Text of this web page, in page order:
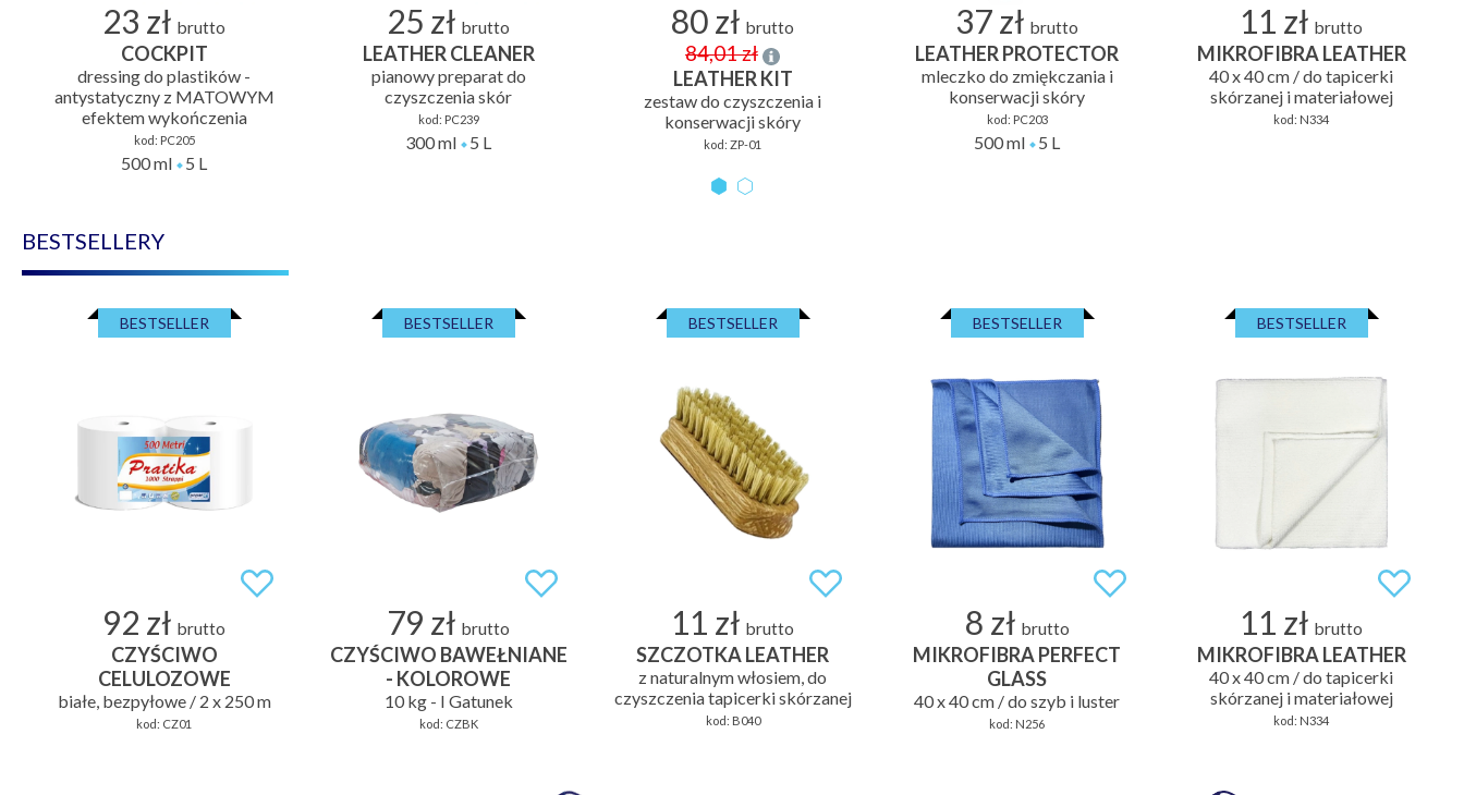
23 zł brutto
COCKPIT
dressing do plastików -
antystatyczny z MATOWYM
efektem wykończenia
kod: PC205
500 ml 5 L
25 zł brutto
LEATHER CLEANER
pianowy preparat do
czyszczenia skór
kod: PC239
300 ml 5 L
80 zł brutto
84,01 zł
LEATHER KIT
zestaw do czyszczenia i
konserwacji skóry
kod: ZP-01
37 zł brutto
LEATHER PROTECTOR
mleczko do zmiękczania i
konserwacji skóry
kod: PC203
500 ml 5 L
11 zł brutto
MIKROFIBRA LEATHER
40 x 40 cm / do tapicerki
skórzanej i materiałowej
kod: N334
BESTSELLERY
BESTSELLER
92 zł brutto
CZYŚCIWO
CELULOZOWE
białe, bezpyłowe / 2 x 250 m
kod: CZ01
BESTSELLER
79 zł brutto
CZYŚCIWO BAWEŁNIANE
- KOLOROWE
10 kg - I Gatunek
kod: CZBK
BESTSELLER
11 zł brutto
SZCZOTKA LEATHER
z naturalnym włosiem, do
czyszczenia tapicerki skórzanej
kod: B040
BESTSELLER
8 zł brutto
MIKROFIBRA PERFECT
GLASS
40 x 40 cm / do szyb i luster
kod: N256
BESTSELLER
11 zł brutto
MIKROFIBRA LEATHER
40 x 40 cm / do tapicerki
skórzanej i materiałowej
kod: N334